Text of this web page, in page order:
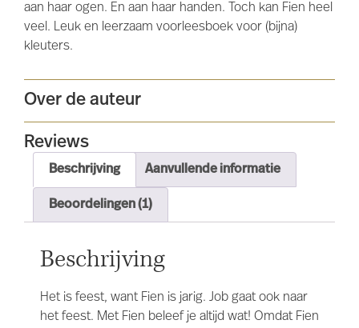
aan haar ogen. En aan haar handen. Toch kan Fien heel
veel. Leuk en leerzaam voorleesboek voor (bijna)
kleuters.
Over de auteur
Reviews
Beschrijving Aanvullende informatie
Beoordelingen (1)
Beschrijving
Het is feest, want Fien is jarig. Job gaat ook naar
het feest. Met Fien beleef je altijd wat! Omdat Fien